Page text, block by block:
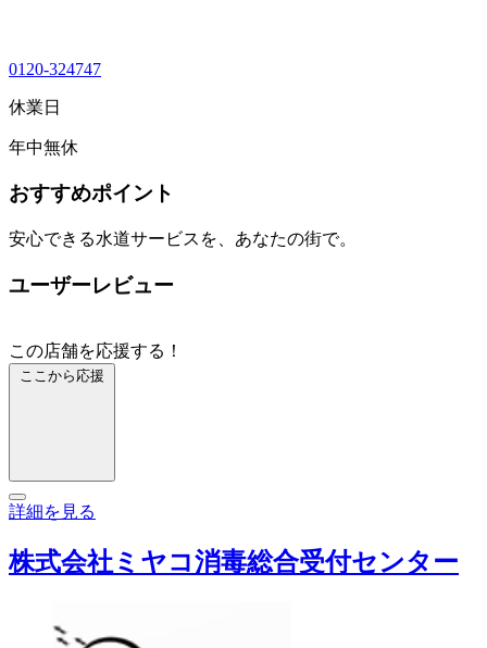
0120-324747
休業日
年中無休
おすすめポイント
安心できる水道サービスを、あなたの街で。
ユーザーレビュー
この店舗を応援する！
ここから応援
詳細を見る
株式会社ミヤコ消毒総合受付センター